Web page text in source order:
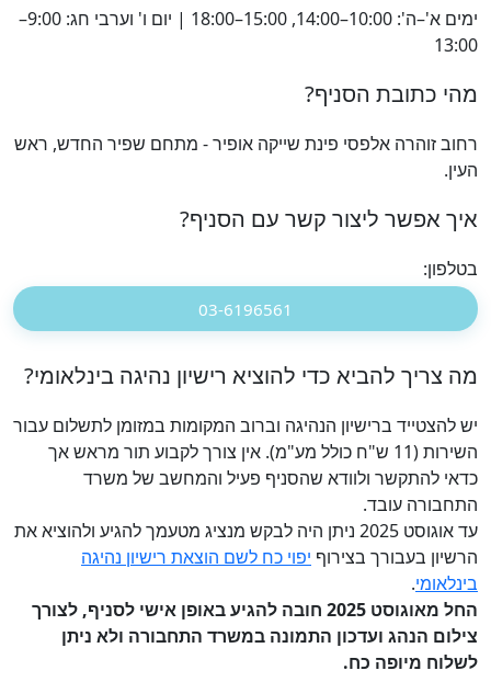
ימים א'–ה': 10:00–14:00, 15:00–18:00 | יום ו' וערבי חג: 9:00–
13:00
מהי כתובת הסניף?
רחוב זוהרה אלפסי פינת שייקה אופיר - מתחם שפיר החדש, ראש
העין.
איך אפשר ליצור קשר עם הסניף?
בטלפון:
03-6196561
מה צריך להביא כדי להוציא רישיון נהיגה בינלאומי?
יש להצטייד ברישיון הנהיגה וברוב המקומות במזומן לתשלום עבור
השירות (11 ש"ח כולל מע"מ). אין צורך לקבוע תור מראש אך
כדאי להתקשר ולוודא שהסניף פעיל והמחשב של משרד
התחבורה עובד.
עד אוגוסט 2025 ניתן היה לבקש מנציג מטעמך להגיע ולהוציא את
הרשיון בעבורך בצירוף יפוי כח לשם הוצאת רישיון נהיגה
בינלאומי.
החל מאוגוסט 2025 חובה להגיע באופן אישי לסניף, לצורך
צילום הנהג ועדכון התמונה במשרד התחבורה ולא ניתן
לשלוח מיופה כח.